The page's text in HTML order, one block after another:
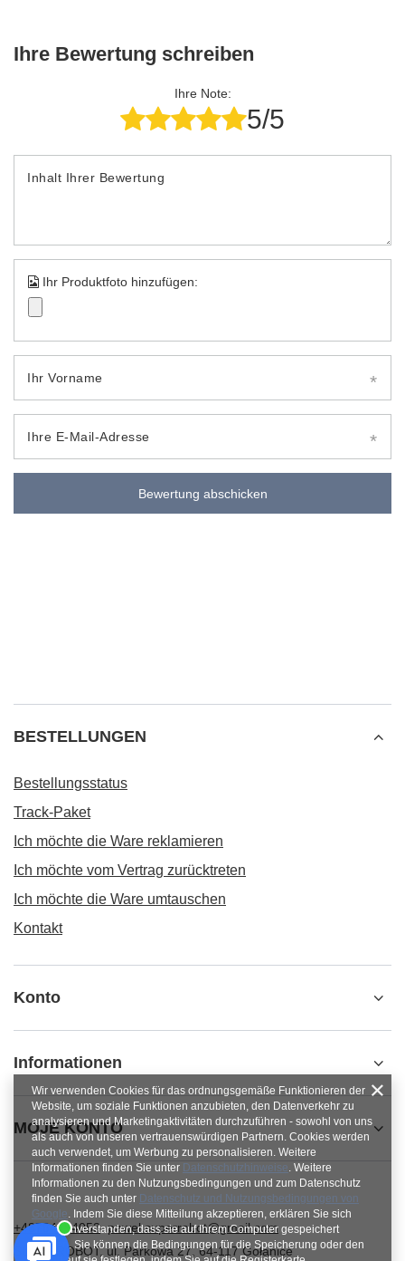
Ihre Bewertung schreiben
Ihre Note:
5/5
Inhalt Ihrer Bewertung
Ihr Produktfoto hinzufügen:
Ihr Vorname
Ihre E-Mail-Adresse
Bewertung abschicken
BESTELLUNGEN
Bestellungsstatus
Track-Paket
Ich möchte die Ware reklamieren
Ich möchte vom Vertrag zurücktreten
Ich möchte die Ware umtauschen
Kontakt
Konto
Informationen
MOJE KONTO
+48784454053 pawel.superrobot@gmail.com
SUPERROBOT,ul. Parkowa 27,64-117Gołanice
Wir verwenden Cookies für das ordnungsgemäße Funktionieren der
Website, um soziale Funktionen anzubieten, den Datenverkehr zu
analysieren und Marketingaktivitäten durchzuführen - sowohl von uns
als auch von unseren vertrauenswürdigen Partnern. Cookies werden
auch verwendet, um Werbung zu personalisieren. Weitere
Informationen finden Sie unter Datenschutzhinweise. Weitere
Informationen zu den Nutzungsbedingungen und zum Datenschutz
finden Sie auch unter Datenschutz und Nutzungsbedingungen von
Google. Indem Sie diese Mitteilung akzeptieren, erklären Sie sich
damit einverstanden, dass sie auf Ihrem Computer gespeichert
werden. Sie können die Bedingungen für die Speicherung oder den